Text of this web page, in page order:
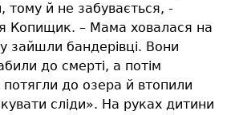
й не забувається, -
Копищик. – Мама ховалася на
зайшли бандерівці. Вони
до смерті, а потім
потягли до озера й втопили
сліди». На руках дитини